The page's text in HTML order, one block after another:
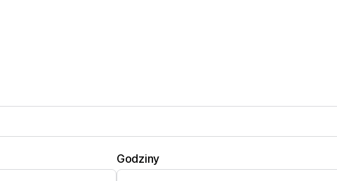
Godziny